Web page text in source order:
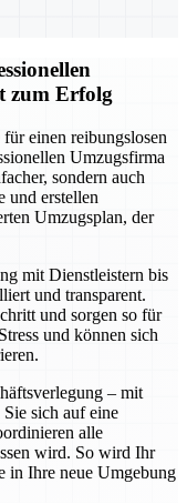
zum Erfolg
einen reibungslosen
Umzugsfirma
sondern auch
und erstellen
Umzugsplan, der
mit Dienstleistern bis
und transparent.
und sorgen so für
und können sich
– mit
sich auf eine
alle
wird. So wird Ihr
in Ihre neue Umgebung